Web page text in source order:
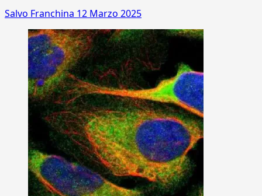
Salvo Franchina 12 Marzo 2025